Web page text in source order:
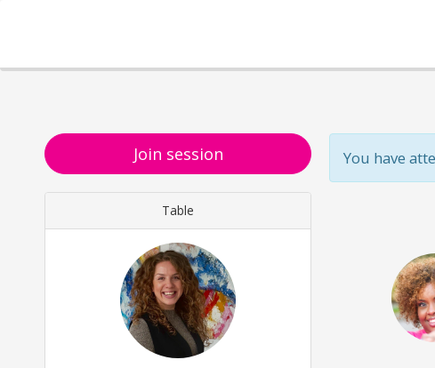
Join session
Table
You have